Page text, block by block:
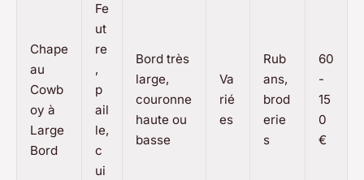
Chape
au
Cowb
oy à
Large
Bord
Fe
ut
re
,
p
ail
le,
c
ui
Bord très
large,
couronne
haute ou
basse
Va
rié
es
Rub
ans,
brod
erie
s
60
-
15
0
€